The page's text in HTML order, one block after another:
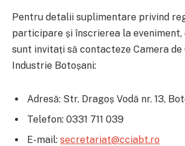
Pentru detalii suplimentare privind
participare și înscrierea la
sunt invitați să contacteze Camera de
Industrie Botoșani:
Adresă: Str. Dragoș Vodă nr. 13,
Telefon: 0331 711 039
E-mail: secretariat@cciabt.ro